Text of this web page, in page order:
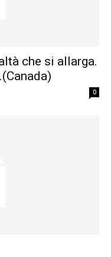
che si allarga.
0